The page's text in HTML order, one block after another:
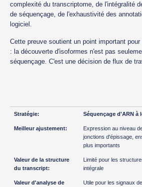
complexité du transcriptome, de l'intégralité
de séquençage, de l'exhaustivité des
logiciel.
Cette preuve soutient un point important
: la découverte d'isoformes n'est pas
séquençage. C'est une décision de flux de
Séquençage d'ARN à
Expression au niveau
jonctions d'épissage,
plus importants
Limité pour les
intégrale
Utile pour les signaux